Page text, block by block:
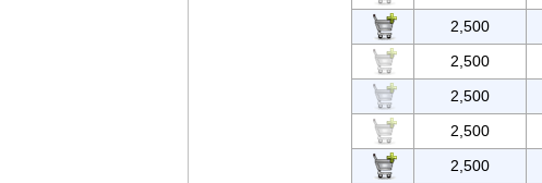
2,500
2,500
2,500
2,500
2,500